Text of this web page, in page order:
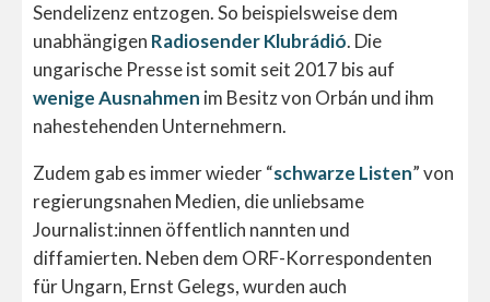
Sendelizenz entzogen. So beispielsweise dem
unabhängigen Radiosender Klubrádió. Die
ungarische Presse ist somit seit 2017 bis auf
wenige Ausnahmen im Besitz von Orbán und ihm
nahestehenden Unternehmern.
Zudem gab es immer wieder “schwarze Listen” von
regierungsnahen Medien, die unliebsame
Journalist:innen öffentlich nannten und
diffamierten. Neben dem ORF-Korrespondenten
für Ungarn, Ernst Gelegs, wurden auch